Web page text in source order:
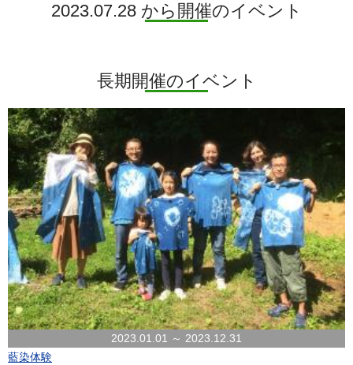
2023.07.28 から開催のイベント
長期開催のイベント
2023.01.01 ～ 2023.12.31
藍染体験